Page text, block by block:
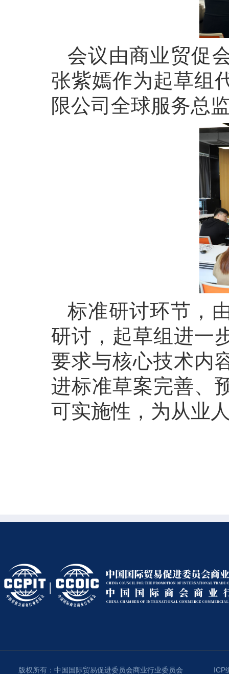
会议由商业贸促
张紫嫣作为起草组
限公司全球服务总
标准研讨环节，
研讨，起草组进一
要求与核心技术内
进标准草案完善、
可实施性，为从业
版权所有：中国国际贸易促进委员会商业行业委员会 ICP